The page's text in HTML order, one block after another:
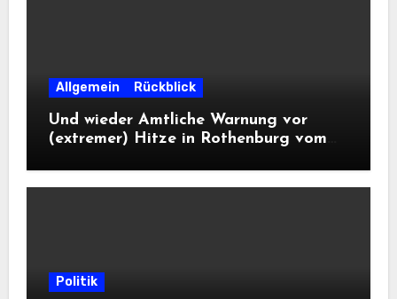
Allgemein Rückblick
Und wieder Amtliche Warnung vor
(extremer) Hitze in Rothenburg vom
Politik